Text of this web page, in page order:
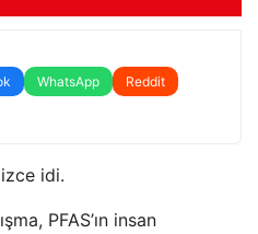
WhatsApp
Reddit
idi.
PFAS’ın insan